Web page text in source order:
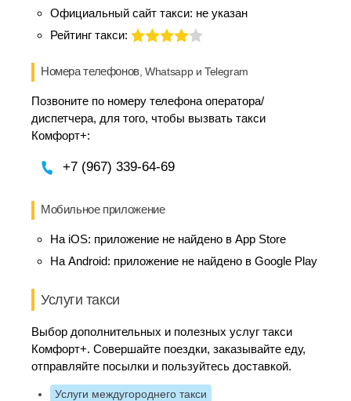
Официальный сайт такси: не указан
Рейтинг такси:
Номера телефонов, Whatsapp и Telegram
Позвоните по номеру телефона оператора/
диспетчера, для того, чтобы вызвать такси
Комфорт+:
+7 (967) 339-64-69
Мобильное приложение
На iOS: приложение не найдено в App Store
На Android: приложение не найдено в Google Play
Услуги такси
Выбор дополнительных и полезных услуг такси
Комфорт+. Совершайте поездки, заказывайте еду,
отправляйте посылки и пользуйтесь доставкой.
Услуги междугороднего такси